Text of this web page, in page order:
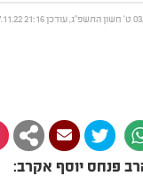
17.11.22
פנחס יוסף אקרב: